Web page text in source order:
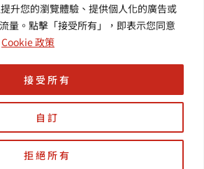
升您的瀏覽體驗、提供個人化的廣告或
量。點擊「接受所有」，即表示您同意
Cookie 政策
自訂
拒絕所有
接受所有
新訊 | 提
供您最新
股份有限公司